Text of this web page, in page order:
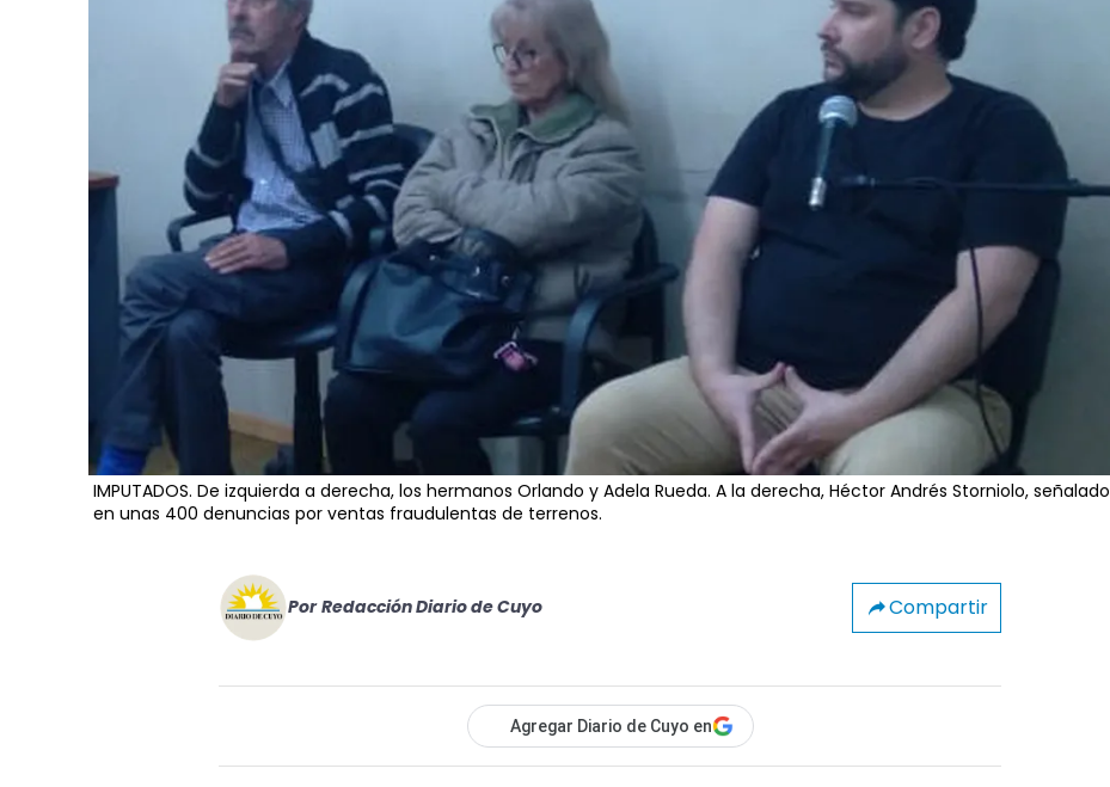
IMPUTADOS. De izquierda a derecha, los hermanos Orlando y Adela Rueda. A la derecha, Héctor Andrés Storniolo, señalado
en unas 400 denuncias por ventas fraudulentas de terrenos.
Por Redacción Diario de Cuyo Compartir
Agregar Diario de Cuyo en